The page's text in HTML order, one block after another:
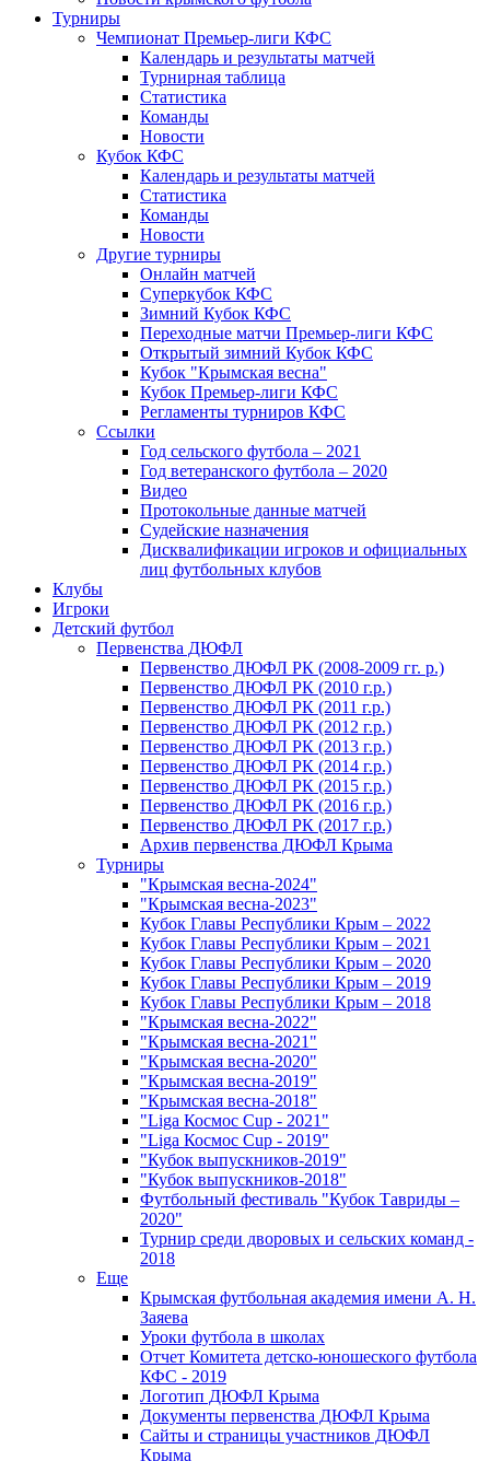
Турниры
Чемпионат Премьер-лиги КФС
Календарь и результаты матчей
Турнирная таблица
Статистика
Команды
Новости
Кубок КФС
Календарь и результаты матчей
Статистика
Команды
Новости
Другие турниры
Онлайн матчей
Суперкубок КФС
Зимний Кубок КФС
Переходные матчи Премьер-лиги КФС
Открытый зимний Кубок КФС
Кубок "Крымская весна"
Кубок Премьер-лиги КФС
Регламенты турниров КФС
Ссылки
Год сельского футбола – 2021
Год ветеранского футбола – 2020
Видео
Протокольные данные матчей
Судейские назначения
Дисквалификации игроков и официальных
лиц футбольных клубов
Клубы
Игроки
Детский футбол
Первенства ДЮФЛ
Первенство ДЮФЛ РК (2008-2009 гг. р.)
Первенство ДЮФЛ РК (2010 г.р.)
Первенство ДЮФЛ РК (2011 г.р.)
Первенство ДЮФЛ РК (2012 г.р.)
Первенство ДЮФЛ РК (2013 г.р.)
Первенство ДЮФЛ РК (2014 г.р.)
Первенство ДЮФЛ РК (2015 г.р.)
Первенство ДЮФЛ РК (2016 г.р.)
Первенство ДЮФЛ РК (2017 г.р.)
Архив первенства ДЮФЛ Крыма
Турниры
"Крымская весна-2024"
"Крымская весна-2023"
Кубок Главы Республики Крым – 2022
Кубок Главы Республики Крым – 2021
Кубок Главы Республики Крым – 2020
Кубок Главы Республики Крым – 2019
Кубок Главы Республики Крым – 2018
"Крымская весна-2022"
"Крымская весна-2021"
"Крымская весна-2020"
"Крымская весна-2019"
"Крымская весна-2018"
"Liga Космос Cup - 2021"
"Liga Космос Cup - 2019"
"Кубок выпускников-2019"
"Кубок выпускников-2018"
Футбольный фестиваль "Кубок Тавриды –
2020"
Турнир среди дворовых и сельских команд -
2018
Еще
Крымская футбольная академия имени А. Н.
Заяева
Уроки футбола в школах
Отчет Комитета детско-юношеского футбола
КФС - 2019
Логотип ДЮФЛ Крыма
Документы первенства ДЮФЛ Крыма
Сайты и страницы участников ДЮФЛ
Крыма